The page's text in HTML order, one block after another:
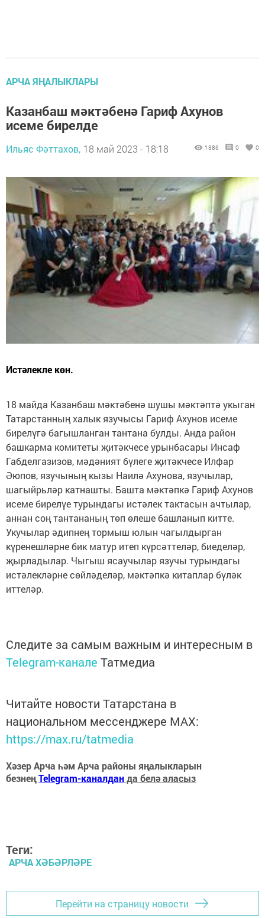
АРЧА ЯҢАЛЫКЛАРЫ
Казанбаш мәктәбенә Гариф Ахунов
исеме бирелде
Ильяс Фәттахов, 18 май 2023 - 18:18 1386 0 0
Истәлекле көн.
18 майда Казанбаш мәктәбенә шушы мәктәптә укыган
Татарстанның халык язучысы Гариф Ахунов исеме
бирелүгә багышланган тантана булды. Анда район
башкарма комитеты җитәкчесе урынбасары Инсаф
Габделгазизов, мәдәният бүлеге җитәкчесе Илфар
Әюпов, язучының кызы Наилә Ахунова, язучылар,
шагыйрьләр катнашты. Башта мәктәпкә Гариф Ахунов
исеме бирелүе турындагы истәлек тактасын ачтылар,
аннан соң тантананың төп өлеше башланып китте.
Укучылар әдипнең тормыш юлын чагылдырган
күренешләрне бик матур итеп күрсәттеләр, биеделәр,
җырладылар. Чыгыш ясаучылар язучы турындагы
истәлекләрне сөйләделәр, мәктәпкә китаплар бүләк
иттеләр.
Следите за самым важным и интересным в
Telegram-канале Татмедиа
Читайте новости Татарстана в
национальном мессенджере MАХ:
https://max.ru/tatmedia
Хәзер Арча һәм Арча районы яңалыкларын
безнеңTelegram-каналданда белә аласыз
Теги:
АРЧА ХӘБӘРЛӘРЕ
Перейти на страницу новости